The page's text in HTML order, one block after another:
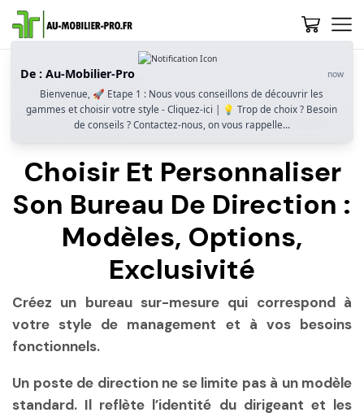
Accueil
Guide D’achat
Comment Bien Choisir Un Bureau De Direction ? Design,
Fonctionnalités Et Image Professionnelle
Choisir Et Personnaliser Son Bureau De Direction : Modèles,
Choisir Et Personnaliser
Son Bureau De Direction :
Modèles, Options,
Exclusivité
Créez un bureau sur-mesure qui correspond à
votre style de management et à vos besoins
fonctionnels.
Un poste de direction ne se limite pas à un modèle
standard. Il reflète l’identité du dirigeant et les
De : Au-Mobilier-Pro now
Bienvenue, 🚀 Etape 1 : Nous vous conseillons de découvrir les
gammes et choisir votre style - Cliquez-ici | 💡 Trop de choix ? Besoin
de conseils ? Contactez-nous, on vous rappelle...